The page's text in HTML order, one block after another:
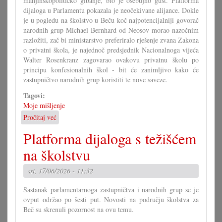
dijaloga u Parlamentu pokazala je neočekivane alijance. Dokle
je u pogledu na školstvo u Beču koč najpotencijalniji govorač
narodnih grup Michael Bernhard od Neosov morao nazočnim
razložiti, zač bi ministarstvo preferiralo rješenje zvana Zakona
o privatni škola, je najednoč predsjednik Nacionalnoga vijeća
Walter Rosenkranz zagovarao ovakovu privatnu školu po
principu konfesionalnih škol - bit će zanimljivo kako će
zastupničtvo narodnih grup koristiti te nove saveze.
Tagovi:
Moje mišljenje
Pročitaj već
Počinje
nova
era
u
Savjetu!?
Platforma dijaloga s težišćem
na školstvu
sri, 17/06/2026 - 11:32
Sastanak parlamentarnoga zastupničtva i narodnih grup se je
ovput održao po šesti put. Novosti na području školstva za
Beč su skrenuli pozornost na ovu temu.